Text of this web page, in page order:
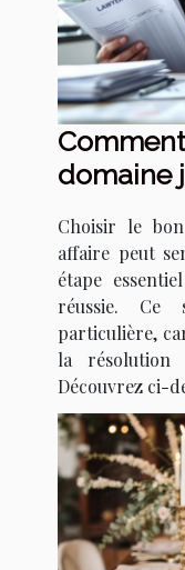
domaine
Choisir le
affaire peut
étape
réussie. Ce
particulière,
la résolution
Découvrez ci-